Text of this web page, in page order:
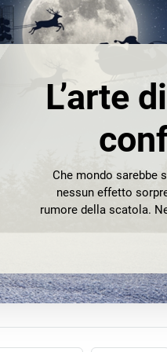
L’arte
Che mondo sarebbe
nessun effetto
rumore della scatola.
Impacchettare un
Scopra le confezioni